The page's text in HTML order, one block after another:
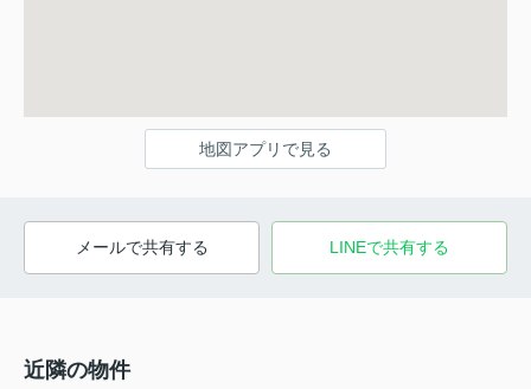
地図アプリで見る
メールで共有する LINEで共有する
近隣の物件